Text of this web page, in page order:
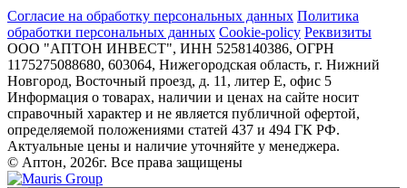
Согласие на обработку персональных данных Политика
обработки персональных данных Cookie-policy Реквизиты
ООО "АПТОН ИНВЕСТ", ИНН 5258140386, ОГРН
1175275088680, 603064, Нижегородская область, г. Нижний
Новгород, Восточный проезд, д. 11, литер Е, офис 5
Информация о товарах, наличии и ценах на сайте носит
справочный характер и не является публичной офертой,
определяемой положениями статей 437 и 494 ГК РФ.
Актуальные цены и наличие уточняйте у менеджера.
© Аптон, 2026г. Все права защищены